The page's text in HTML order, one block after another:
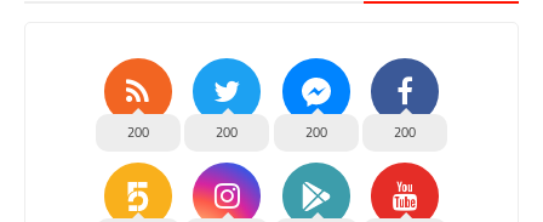
200
200
200
200